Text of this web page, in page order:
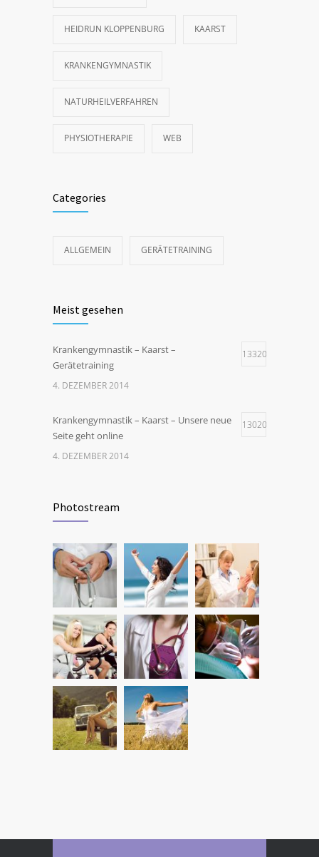
HEIDRUN KLOPPENBURG KAARST
KRANKENGYMNASTIK
NATURHEILVERFAHREN
PHYSIOTHERAPIE WEB
Categories
ALLGEMEIN GERÄTETRAINING
Meist gesehen
Krankengymnastik – Kaarst –
Gerätetraining
13320
4. DEZEMBER 2014
Krankengymnastik – Kaarst – Unsere neue
Seite geht online
13020
4. DEZEMBER 2014
Photostream